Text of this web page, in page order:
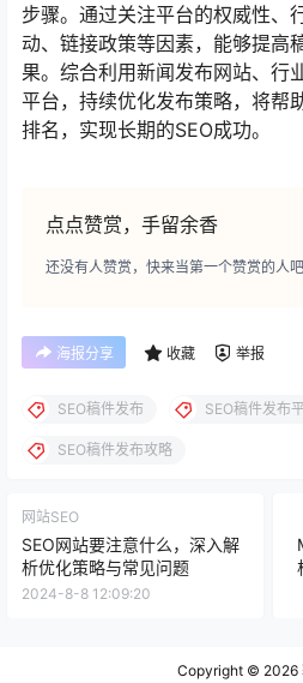
步骤。通过关注平台的权威性、
动、链接政策等因素，能够提高
果。综合利用新闻发布网站、行
平台，持续优化发布策略，将帮
排名，实现长期的SEO成功。
点点赞赏，手留余香
还没有人赞赏，快来当第一个赞赏的人吧
海报分享 收藏 举报
SEO稿件发布 SEO稿件发布
SEO稿件发布攻略
网站SEO
SEO网站要注意什么，深入解
析优化策略与常见问题
2024-8-8 12:09:20
Copyright © 2026